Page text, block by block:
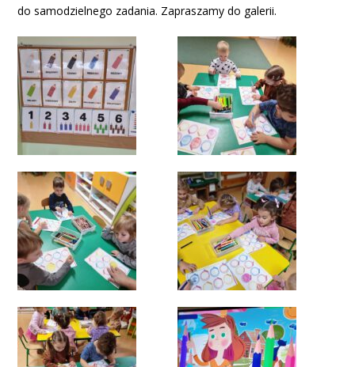
do samodzielnego zadania. Zapraszamy do galerii.